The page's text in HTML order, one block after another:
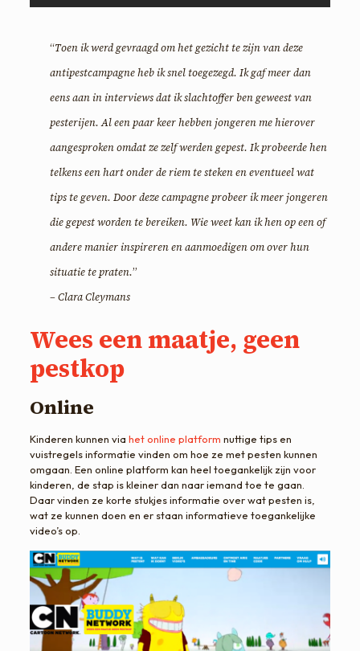
“Toen ik werd gevraagd om het gezicht te zijn van deze
antipestcampagne heb ik snel toegezegd. Ik gaf meer dan
eens aan in interviews dat ik slachtoffer ben geweest van
pesterijen. Al een paar keer hebben jongeren me hierover
aangesproken omdat ze zelf werden gepest. Ik probeerde hen
telkens een hart onder de riem te steken en eventueel wat
tips te geven. Door deze campagne probeer ik meer jongeren
die gepest worden te bereiken. Wie weet kan ik hen op een of
andere manier inspireren en aanmoedigen om over hun
situatie te praten.”
– Clara Cleymans
Wees een maatje, geen
pestkop
Online
Kinderen kunnen via het online platform nuttige tips en
vuistregels informatie vinden om hoe ze met pesten kunnen
omgaan. Een online platform kan heel toegankelijk zijn voor
kinderen, de stap is kleiner dan naar iemand toe te gaan.
Daar vinden ze korte stukjes informatie over wat pesten is,
wat ze kunnen doen en er staan informatieve toegankelijke
video’s op.